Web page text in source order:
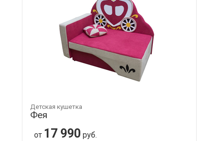
Детская кушетка
Фея
от 17 990 руб.